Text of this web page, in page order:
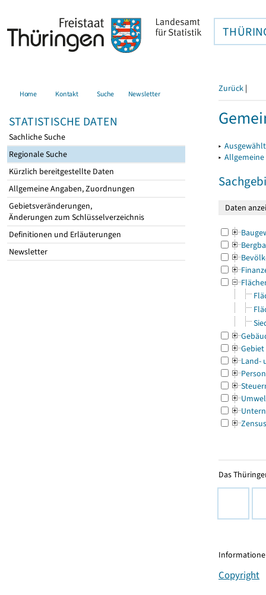
Home Kontakt Suche Newsletter
STATISTISCHE DATEN
Sachliche Suche
Regionale Suche
Kürzlich bereitgestellte Daten
Allgemeine Angaben, Zuordnungen
Gebietsveränderungen,
Änderungen zum Schlüsselverzeichnis
Definitionen und Erläuterungen
Newsletter
Zurück |
▸
▸
Gebiet
Land-
Zensus
Das
Copyright